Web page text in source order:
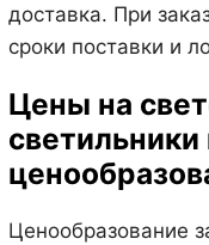
доставка. При
сроки поставки и
Цены на
Ценообразование